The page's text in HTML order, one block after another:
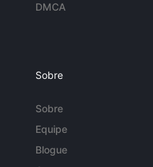
DMCA
Sobre
Sobre
Equipe
Blogue